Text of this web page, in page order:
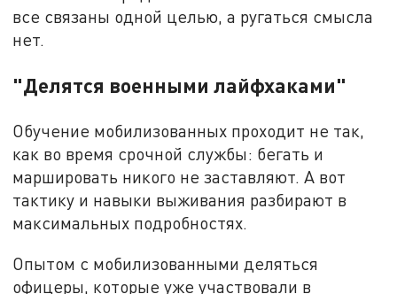
все связаны одной целью, а ругаться смысла
нет.
"Делятся военными лайфхаками"
Обучение мобилизованных проходит не так,
как во время срочной службы: бегать и
маршировать никого не заставляют. А вот
тактику и навыки выживания разбирают в
максимальных подробностях.
Опытом с мобилизованными деляться
офицеры, которые уже участвовали в